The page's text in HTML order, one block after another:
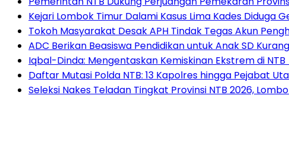
Kejari Lombok Timur Dalami Kasus Lima Kades Diduga
Tokoh Masyarakat Desak APH Tindak Tegas Akun
ADC Berikan Beasiswa Pendidikan untuk Anak SD
Iqbal-Dinda: Mengentaskan Kemiskinan Ekstrem di
Daftar Mutasi Polda NTB: 13 Kapolres hingga Pejabat
Seleksi Nakes Teladan Tingkat Provinsi NTB 2026,